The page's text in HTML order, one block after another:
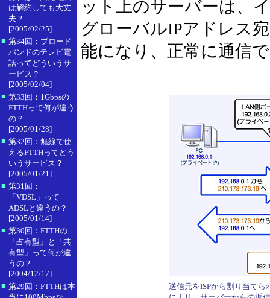
は解約しても大丈
夫？
[2005/02/25]
■ 第34回：ブロード
バンドのテレビ電
話ってどういうサ
ービス？
[2005/02/04]
■ 第33回：1Gbpsの
FTTHって何が違う
の？
[2005/01/28]
■ 第32回：無線で使
えるFTTHってどう
いうサービス？
[2005/01/21]
■ 第31回：
「VDSL」って
ADSLと違うの？
[2005/01/14]
■ 第30回：FTTHの
「占有型」と「共
有型」って何が違
うの？
[2004/12/17]
■ 第29回：FTTHは本
ット上のサーバーは、
グローバルIPアドレス
能になり、正常に通信
送信元をISPから割り当て